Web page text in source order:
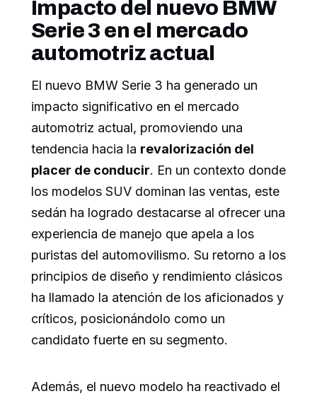
Impacto del nuevo BMW
Serie 3 en el mercado
automotriz actual
El nuevo BMW Serie 3 ha generado un
impacto significativo en el mercado
automotriz actual, promoviendo una
tendencia hacia la revalorización del
placer de conducir. En un contexto donde
los modelos SUV dominan las ventas, este
sedán ha logrado destacarse al ofrecer una
experiencia de manejo que apela a los
puristas del automovilismo. Su retorno a los
principios de diseño y rendimiento clásicos
ha llamado la atención de los aficionados y
críticos, posicionándolo como un
candidato fuerte en su segmento.
Además, el nuevo modelo ha reactivado el